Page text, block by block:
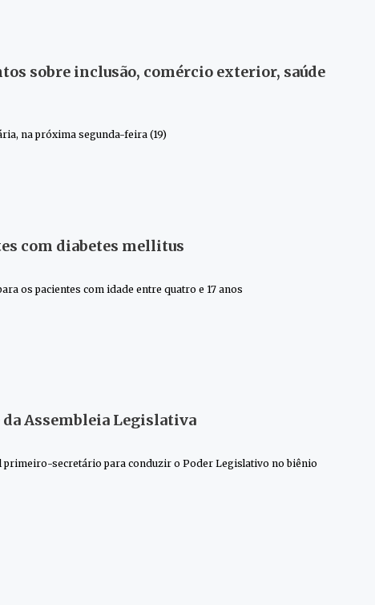
sobre inclusão, comércio exterior, saúde
na próxima segunda-feira (19)
com diabetes mellitus
os pacientes com idade entre quatro e 17 anos
Assembleia Legislativa
primeiro-secretário para conduzir o Poder Legislativo no biênio